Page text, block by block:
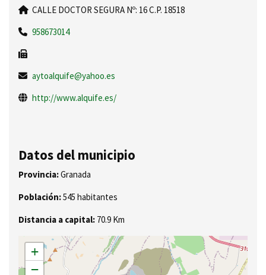
CALLE DOCTOR SEGURA Nº: 16 C.P. 18518
958673014
aytoalquife@yahoo.es
http://www.alquife.es/
Datos del municipio
Provincia:Granada
Población:545 habitantes
Distancia a capital: 70.9 Km
+
−